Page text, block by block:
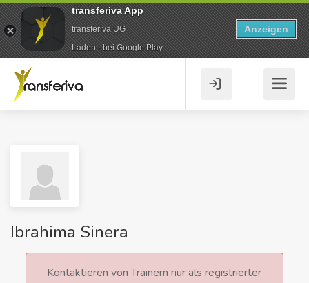
Ibrahima Sinera
Kontaktieren von Trainern nur als registrierter
transferiva App
transferiva UG
Laden - bei Google Play
Anzeigen